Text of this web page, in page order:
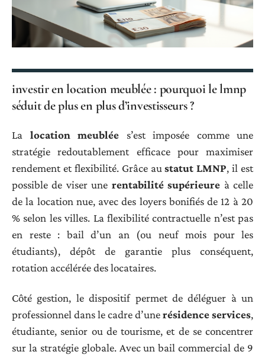
investir en location meublée : pourquoi le lmnp
séduit de plus en plus d’investisseurs ?
La location meublée s’est imposée comme une
stratégie redoutablement efficace pour maximiser
rendement et flexibilité. Grâce austatut LMNP, il est
possible de viser une rentabilité supérieure à celle
de la location nue, avec des loyers bonifiés de 12 à 20
% selon les villes. La flexibilité contractuelle n’est pas
en reste : bail d’un an (ou neuf mois pour les
étudiants), dépôt de garantie plus conséquent,
rotation accélérée des locataires.
Côté gestion, le dispositif permet de déléguer à un
professionnel dans le cadre d’unerésidence services,
étudiante, senior ou de tourisme, et de se concentrer
sur la stratégie globale. Avec un bail commercial de 9